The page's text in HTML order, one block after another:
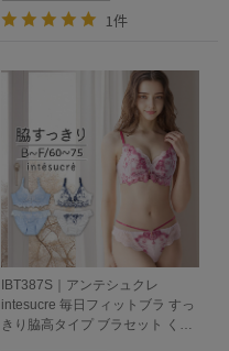
1件
IBT387S｜アンテシュクレ
intesucre 毎日フィットブラ すっ
きり脇高タイプ ブラセット くっ